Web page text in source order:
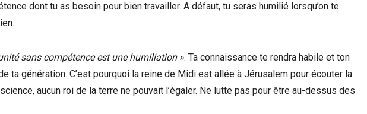
dont tu as besoin pour bien travailler. A défaut, tu seras humilié lorsqu’on te
sans compétence est une humiliation ». Ta connaissance te rendra habile et ton
ta génération. C’est pourquoi la reine de Midi est allée à Jérusalem pour écouter la
aucun roi de la terre ne pouvait l’égaler. Ne lutte pas pour être au-dessus des